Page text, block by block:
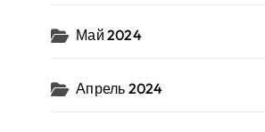
Май 2024
Апрель 2024